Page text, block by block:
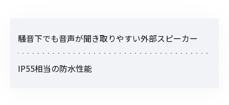
騒音下でも音声が聞き取りやすい外部スピーカー
IP55相当の防水性能